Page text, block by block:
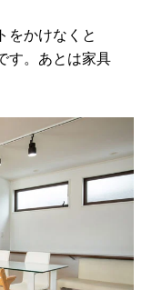
をかけなくと
す。あとは家具